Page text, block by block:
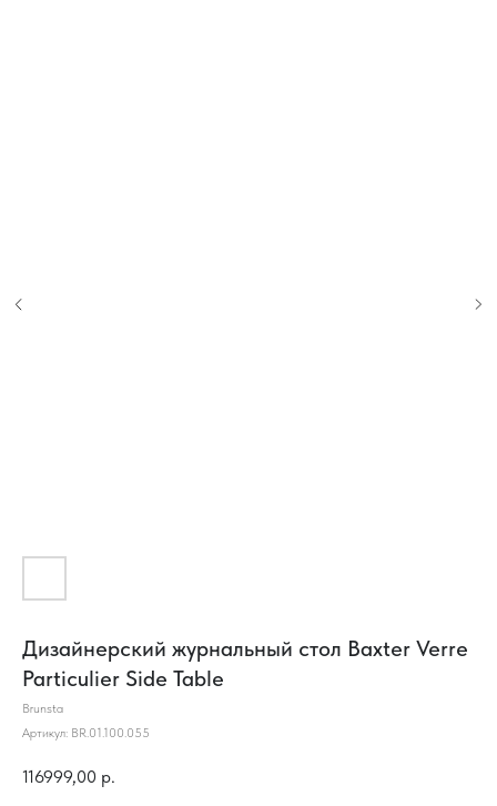
Дизайнерский журнальный стол Baxter Verre
Particulier Side Table
Brunsta
Артикул: BR.01.100.055
116999,00 р.